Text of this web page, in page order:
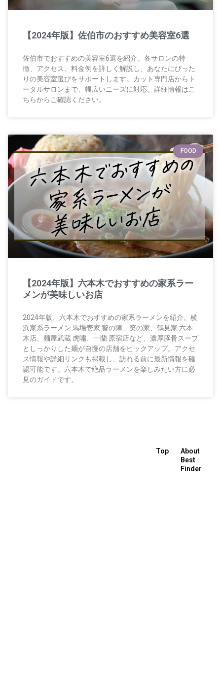
【2024年版】佐伯市のおすすめ美容室6選
佐伯市でおすすめの美容室6選を紹介。各サロンの特
徴、アクセス、料金例を詳しく解説し、あなたにぴった
りの美容室選びをサポートします。カット専門店からト
ータルサロンまで、幅広いニーズに対応。詳細情報はこ
ちらからご確認ください。
FOOD
【2024年版】六本木でおすすめの家系ラー
メンが美味しいお店
2024年版、六本木でおすすめの家系ラーメンを紹介。横
浜家系ラーメン 馬場壱家 智の陣、笑の家、鶴見家 六本
木店、麺屋武蔵 虎嘯、一蘭 原宿店など、濃厚豚骨スープ
としっかりした麺が自慢の店舗をピックアップ。アクセ
ス情報や詳細リンクも掲載し、訪れる前に最新情報を確
認可能です。六本木で絶品ラーメンを楽しみたい方に必
見のガイドです。
Top
About
Best
Finder